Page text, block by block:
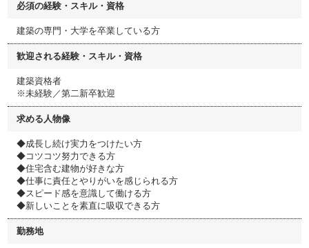
必須の経験・スキル・資格
建築の専門・大学を卒業している方
歓迎される経験・スキル・資格
建築資格者
※未経験／第二新卒歓迎
求める人物像
◆成長し続け実力をつけたい方
◆コツコツ努力できる方
◆住宅含む建物が好きな方
◆仕事に責任とやりがいを感じられる方
◆スピード感を意識して働ける方
◆新しいことを素直に吸収できる方
勤務地